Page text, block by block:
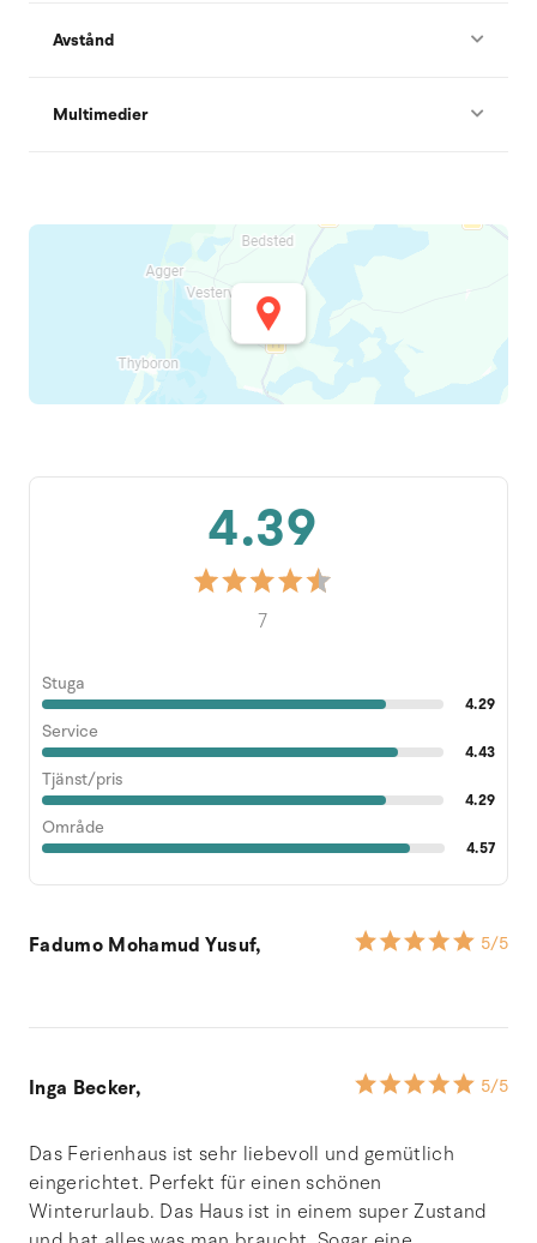
Avstånd
Multimedier
4.39
7
Stuga
4.29
Service
4.43
Tjänst/pris
4.29
Område
4.57
Fadumo Mohamud Yusuf, 5/5
Inga Becker, 5/5
Das Ferienhaus ist sehr liebevoll und gemütlich
eingerichtet. Perfekt für einen schönen
Winterurlaub. Das Haus ist in einem super Zustand